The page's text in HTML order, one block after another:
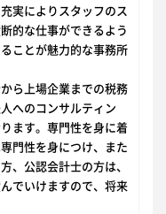
実によりスタッフのス
的な仕事ができるよう
ことが魅力的な事務所
ら上場企業までの税務
へのコンサルティン
ます。専門性を身に着
門性を身につけ、また
、公認会計士の方は、
でいけますので、将来